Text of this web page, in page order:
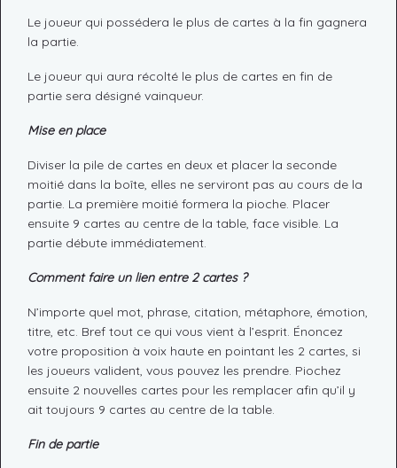
Le joueur qui possédera le plus de cartes à la fin gagnera
la partie.
Le joueur qui aura récolté le plus de cartes en fin de
partie sera désigné vainqueur.
Mise en place
Diviser la pile de cartes en deux et placer la seconde
moitié dans la boîte, elles ne serviront pas au cours de la
partie. La première moitié formera la pioche. Placer
ensuite 9 cartes au centre de la table, face visible. La
partie débute immédiatement.
Comment faire un lien entre 2 cartes ?
N’importe quel mot, phrase, citation, métaphore, émotion,
titre, etc. Bref tout ce qui vous vient à l’esprit. Énoncez
votre proposition à voix haute en pointant les 2 cartes, si
les joueurs valident, vous pouvez les prendre. Piochez
ensuite 2 nouvelles cartes pour les remplacer afin qu’il y
ait toujours 9 cartes au centre de la table.
Fin de partie